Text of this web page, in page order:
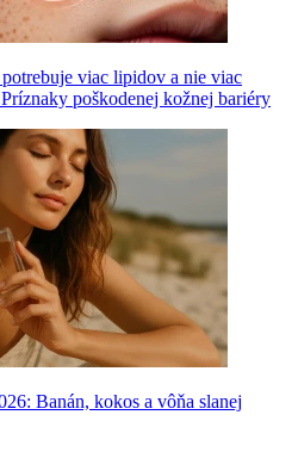
viac lipidov a nie viac
poškodenej kožnej bariéry
Banán, kokos a vôňa slanej